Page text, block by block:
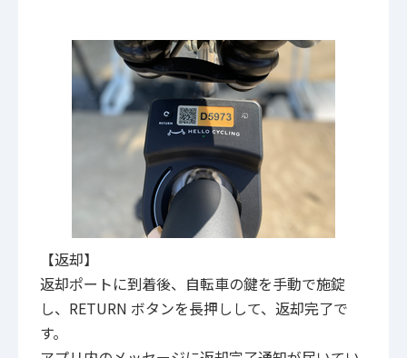
【返却】
返却ポートに到着後、自転車の鍵を手動で施錠
し、RETURN ボタンを長押しして、返却完了で
す。